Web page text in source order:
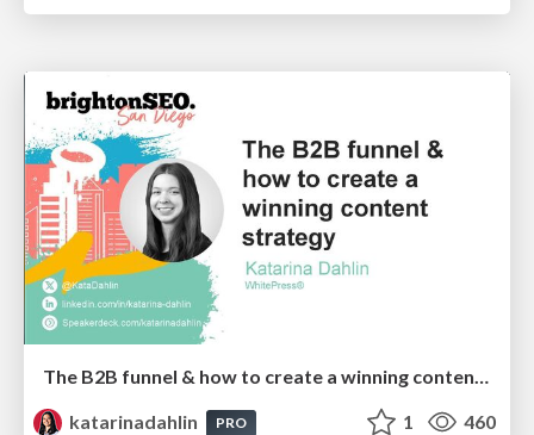
The B2B funnel & how to create a winning content strategy
katarinadahlin
PRO 1 460